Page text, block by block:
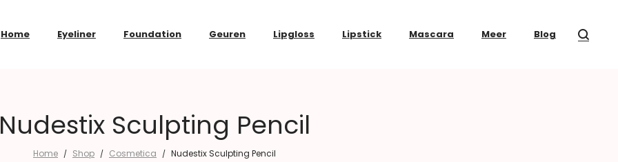
Home Eyeliner Foundation Geuren Lipgloss Lipstick Mascara Meer Blog
Nudestix Sculpting Pencil
Home / Shop / Cosmetica / Nudestix Sculpting Pencil